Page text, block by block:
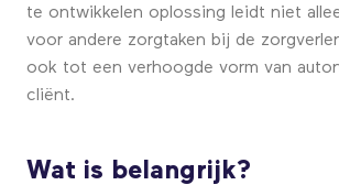
te ontwikkelen oplossing leidt niet
voor andere zorgtaken bij de
ook tot een verhoogde vorm van
cliënt.
Wat is belangrijk?